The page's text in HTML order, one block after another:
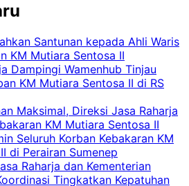
Santunan kepada Ahli Waris
KM Mutiara Sentosa II
Dampingi Wamenhub Tinjau
KM Mutiara Sentosa II di RS
Maksimal, Direksi Jasa Raharja
KM Mutiara Sentosa II
Seluruh Korban Kebakaran KM
di Perairan Sumenep
Raharja dan Kementerian
Tingkatkan Kepatuhan